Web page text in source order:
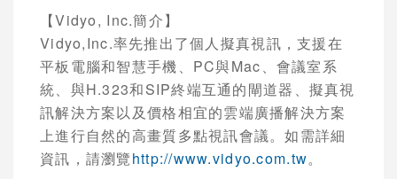
【Vidyo, Inc.簡介】
Vidyo,Inc.率先推出了個人擬真視訊，支援在
平板電腦和智慧手機、 PC與Mac、會議室系
統、與H.323和SIP終端互通的閘道器、擬真視
訊解決方案以及價格相宜的雲端廣播解決方案
上進行自然的高畫質多點視訊會議。如需詳細
資訊，請瀏覽http://www.vidyo.com.tw。